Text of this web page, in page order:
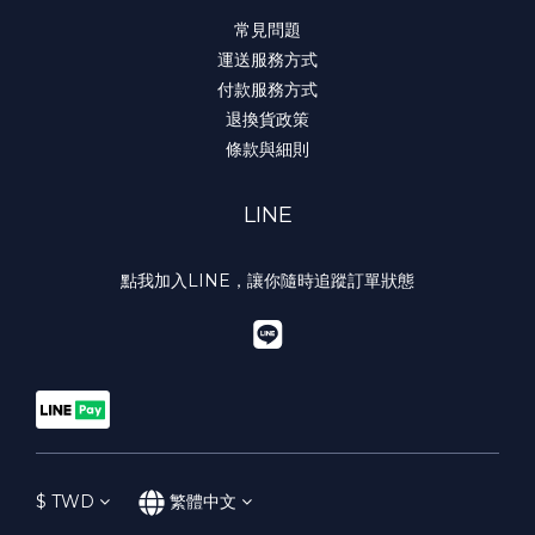
常見問題
運送服務方式
付款服務方式
退換貨政策
條款與細則
LINE
點我加入LINE，讓你隨時追蹤訂單狀態
$ TWD 繁體中文